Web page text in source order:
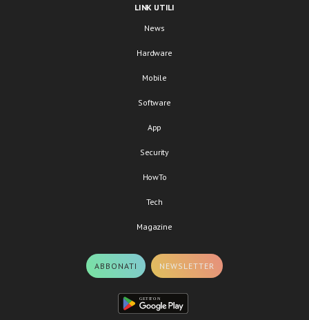
LINK UTILI
News
Hardware
Mobile
Software
App
Security
HowTo
Tech
Magazine
ABBONATI NEWSLETTER